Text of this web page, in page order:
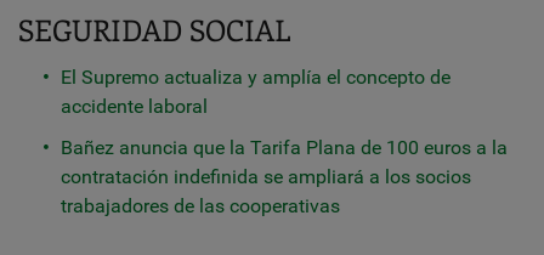
SEGURIDAD SOCIAL
El Supremo actualiza y amplía el concepto de
accidente laboral
Bañez anuncia que la Tarifa Plana de 100 euros a la
contratación indefinida se ampliará a los socios
trabajadores de las cooperativas